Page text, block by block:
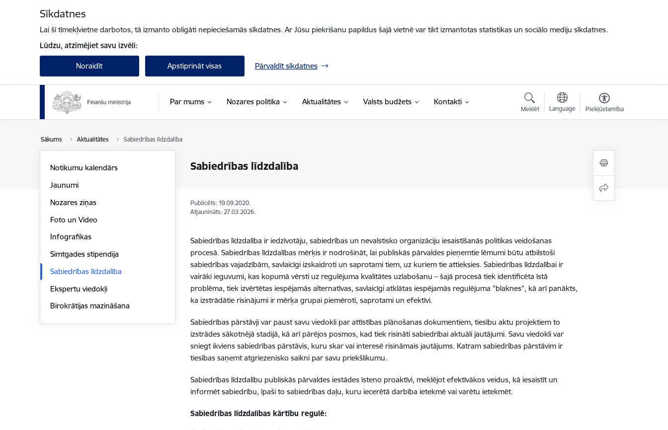
Sīkdatnes
Lai šī tīmekļvietne darbotos, tā izmanto obligāti nepieciešamās sīkdatnes. Ar Jūsu piekrišanu papildus šajā vietnē var tikt izmantotas statistikas un sociālo mediju sīkdatnes.
Lūdzu, atzīmējiet savu izvēli:
Noraidīt Apstiprināt visas Pārvaldīt sīkdatnes
Par mums Nozares politika Aktualitātes Valsts budžets Kontakti
Meklēt Language Piekļūstamība
Sākums Aktualitātes Sabiedrības līdzdalība
Sabiedrības līdzdalība
Notikumu kalendārs
Jaunumi
Nozares ziņas
Foto un Video
Infografikas
Simtgades stipendija
Sabiedrības līdzdalība
Ekspertu viedokļi
Birokrātijas mazināšana
Publicēts: 19.09.2020.
Atjaunināts: 27.03.2026.
Sabiedrības līdzdalība ir iedzīvotāju, sabiedrības un nevalstisko organizāciju iesaistīšanās politikas veidošanas
procesā. Sabiedrības līdzdalības mērķis ir nodrošināt, lai publiskās pārvaldes pieņemtie lēmumi būtu atbilstoši
sabiedrības vajadzībām, savlaicīgi izskaidroti un saprotami tiem, uz kuriem tie attieksies. Sabiedrības līdzdalībai ir
vairāki ieguvumi, kas kopumā vērsti uz regulējuma kvalitātes uzlabošanu – šajā procesā tiek identificēta īstā
problēma, tiek izvērtētas iespējamās alternatīvas, savlaicīgi atklātas iespējamās regulējuma "blaknes", kā arī panākts,
ka izstrādātie risinājumi ir mērķa grupai piemēroti, saprotami un efektīvi.
Sabiedrības pārstāvji var paust savu viedokli par attīstības plānošanas dokumentiem, tiesību aktu projektiem to
izstrādes sākotnējā stadijā, kā arī pārējos posmos, kad tiek risināti sabiedrībai aktuāli jautājumi. Savu viedokli var
sniegt ikviens sabiedrības pārstāvis, kuru skar vai interesē risināmais jautājums. Katram sabiedrības pārstāvim ir
tiesības saņemt atgriezenisko saikni par savu priekšlikumu.
Sabiedrības līdzdalību publiskās pārvaldes iestādes īsteno proaktīvi, meklējot efektīvākos veidus, kā iesaistīt un
informēt sabiedrību, īpaši to sabiedrības daļu, kuru iecerētā darbība ietekmē vai varētu ietekmēt.
Sabiedrības līdzdalības kārtību regulē: